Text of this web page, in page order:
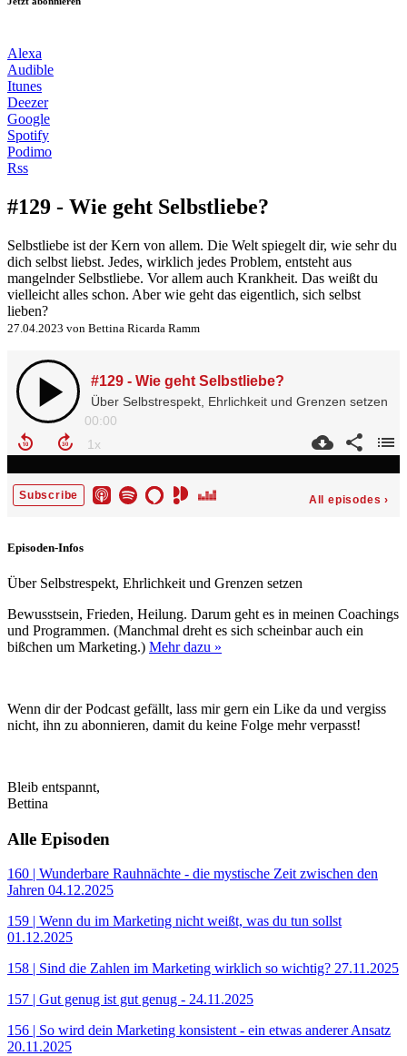
Alexa
Audible
Itunes
Deezer
Google
Spotify
Podimo
Rss
#129 - Wie geht Selbstliebe?
Selbstliebe ist der Kern von allem. Die Welt spiegelt dir, wie sehr du
dich selbst liebst. Jedes, wirklich jedes Problem, entsteht aus
mangelnder Selbstliebe. Vor allem auch Krankheit. Das weißt du
vielleicht alles schon. Aber wie geht das eigentlich, sich selbst
lieben?
27.04.2023 von Bettina Ricarda Ramm
Episoden-Infos
Über Selbstrespekt, Ehrlichkeit und Grenzen setzen
Bewusstsein, Frieden, Heilung. Darum geht es in meinen Coachings
und Programmen. (Manchmal dreht es sich scheinbar auch ein
bißchen um Marketing.) Mehr dazu »
Wenn dir der Podcast gefällt, lass mir gern ein Like da und vergiss
nicht, ihn zu abonnieren, damit du keine Folge mehr verpasst!
Bleib entspannt,
Bettina
Alle Episoden
160 | Wunderbare Rauhnächte - die mystische Zeit zwischen den
Jahren 04.12.2025
159 | Wenn du im Marketing nicht weißt, was du tun sollst
01.12.2025
158 | Sind die Zahlen im Marketing wirklich so wichtig? 27.11.2025
157 | Gut genug ist gut genug - 24.11.2025
156 | So wird dein Marketing konsistent - ein etwas anderer Ansatz
20.11.2025